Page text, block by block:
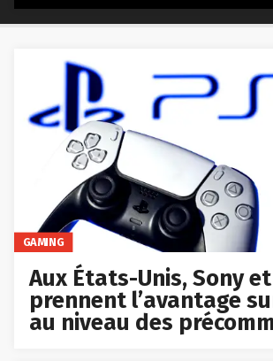
GAMING
Aux États-Unis, Sony
prennent l’avantage
au niveau des